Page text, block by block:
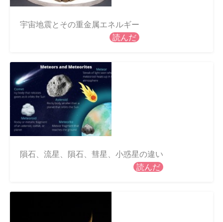
宇宙地震とその重金属エネルギー
読んだ
隕石、流星、隕石、彗星、小惑星の違い
読んだ